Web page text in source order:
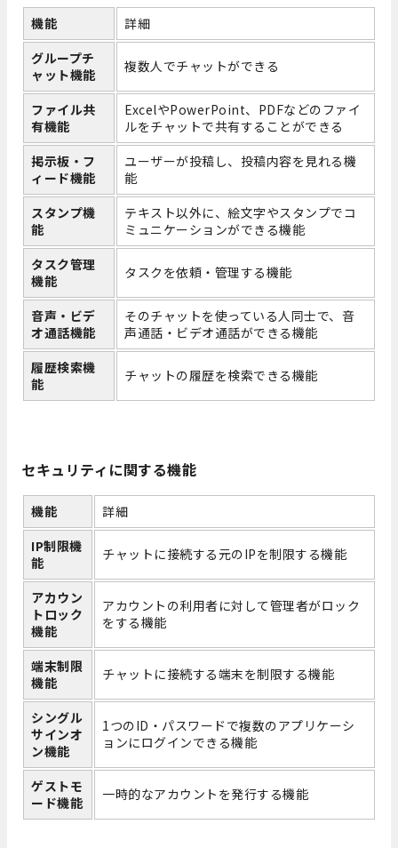
機能
詳細
グループチ
ャット機能
複数人でチャットができる
ファイル共
有機能
ExcelやPowerPoint、PDFなどのファイ
ルをチャットで共有することができる
掲示板・フ
ィード機能
ユーザーが投稿し、投稿内容を見れる機
能
スタンプ機
能
テキスト以外に、絵文字やスタンプでコ
ミュニケーションができる機能
タスク管理
機能
タスクを依頼・管理する機能
音声・ビデ
オ通話機能
そのチャットを使っている人同士で、音
声通話・ビデオ通話ができる機能
履歴検索機
能
チャットの履歴を検索できる機能
セキュリティに関する機能
機能
詳細
IP制限機
能
チャットに接続する元のIPを制限する機能
アカウン
トロック
機能
アカウントの利用者に対して管理者がロック
をする機能
端末制限
機能
チャットに接続する端末を制限する機能
シングル
サインオ
ン機能
1つのID・パスワードで複数のアプリケーシ
ョンにログインできる機能
ゲストモ
ード機能
一時的なアカウントを発行する機能